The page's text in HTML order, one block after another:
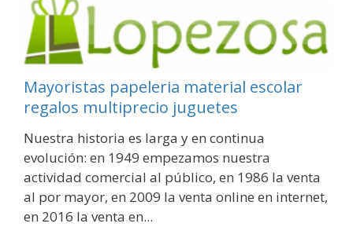
Mayoristas papeleria material escolar
regalos multiprecio juguetes
Nuestra historia es larga y en continua
evolución: en 1949 empezamos nuestra
actividad comercial al público, en 1986 la venta
al por mayor, en 2009 la venta online en internet,
en 2016 la venta en...